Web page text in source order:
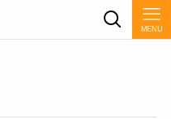
MENU